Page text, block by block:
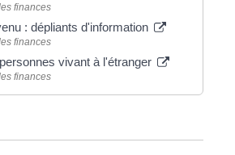
finances
: dépliants d'information
finances
vivant à l'étranger
finances